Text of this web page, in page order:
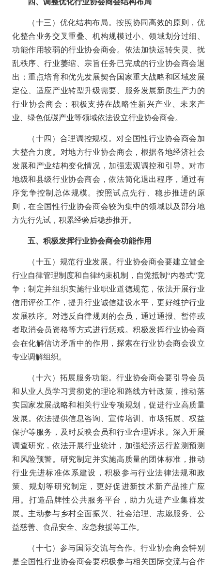
（十三）优化结构布局。按照协同高效的原则，优
化整合业务交叉重叠、机构规模过小、领域划分过细、
功能作用较弱的行业协会商会。依法加快运转失灵、扰
乱秩序、行业萎缩、宗旨任务已完成的行业协会商会退
出；重点培育和优先发展契合国家重大战略和区域发展
定位、适应产业转型升级需要、服务发展新质生产力的
行业协会商会；积极支持在战略性新兴产业、未来产
业、绿色低碳产业等领域依法设立行业协会商会。
（十四）合理调控规模。对全国性行业协会商会加
大整合力度。对地方行业协会商会，根据各地经济社会
发展和产业结构变化情况，加强宏观调控和引导。对市
地级和县级行业协会商会，依法简化退出程序，通过有
序竞争控制总体规模。按照试点先行、稳步推进的原
则，在全国性行业协会商会较为集中的领域以及部分地
方先行先试，积累经验后稳步推开。
五、积极发挥行业协会商会功能作用
（十五）规范行业发展。行业协会商会要建立健全
行业自律管理制度和自律约束机制，自觉抵制“内卷式”竞
争；制定并组织实施行业职业道德规范，依法开展行业
信用评价工作，提升行业诚信建设水平，更好维护行业
发展秩序。对违反自律规则的会员，通过通报、暂停或
者取消会员资格等方式进行惩戒。积极发挥行业协会商
会在化解信访矛盾中的作用，探索在行业协会商会设立
专业调解组织。
（十六）拓展服务功能。行业协会商会要引导会员
和从业人员学习贯彻党的理论和路线方针政策，推动落
实国家发展战略和相关行业专项规划，促进行业高质量
发展。依法提供信息咨询、宣传培训、市场拓展、权益
保护等服务，及时反映会员和行业合理诉求。深入开展
调查研究，依法开展行业统计，加强经济运行监测预测
和风险预警。研究制定并实施高质量的团体标准，推动
行业先进标准体系建设，积极参与行业法律法规和政
策、规划等研究制定，更好促进新技术新产品推广应
用。打造品牌性公共服务平台，助力先进产业集群发
展。主动参与乡村全面振兴、社会治理、志愿服务、公
益慈善、食品安全、应急救援等工作。
（十七）参与国际交流与合作。行业协会商会特别
是全国性行业协会商会要积极参与相关国际交流与合作